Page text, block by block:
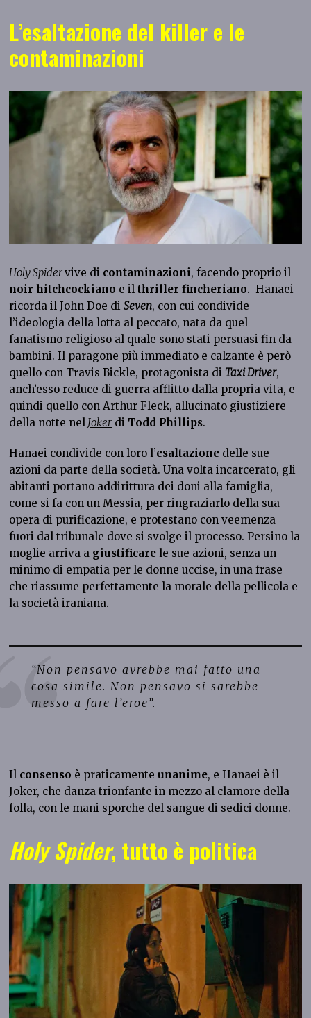
L’esaltazione del killer e le
contaminazioni
Holy Spidervive di contaminazioni, facendo proprio il
noir hitchcockiano e ilthriller fincheriano. Hanaei
ricorda il John Doe diSeven, con cui condivide
l’ideologia della lotta al peccato, nata da quel
fanatismo religioso al quale sono stati persuasi fin da
bambini. Il paragone più immediato e calzante è però
quello con Travis Bickle, protagonista di Taxi Driver,
anch’esso reduce di guerra afflitto dalla propria vita, e
quindi quello con Arthur Fleck, allucinato giustiziere
della notte nel Joker di Todd Phillips.
Hanaei condivide con loro l’esaltazione delle sue
azioni da parte della società. Una volta incarcerato, gli
abitanti portano addirittura dei doni alla famiglia,
come si fa con un Messia, per ringraziarlo della sua
opera di purificazione, e protestano con veemenza
fuori dal tribunale dove si svolge il processo. Persino la
moglie arriva a giustificare le sue azioni, senza un
minimo di empatia per le donne uccise, in una frase
che riassume perfettamente la morale della pellicola e
la società iraniana.
“Non pensavo avrebbe mai fatto una
cosa simile. Non pensavo si sarebbe
messo a fare l’eroe”.
Il consenso è praticamenteunanime, e Hanaei è il
Joker, che danza trionfante in mezzo al clamore della
folla, con le mani sporche del sangue di sedici donne.
Holy Spider, tutto è politica